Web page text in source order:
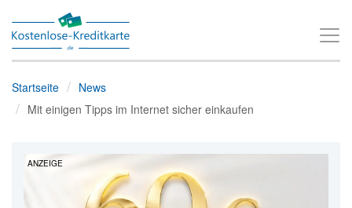
T
o
Startseite
News
Mit einigen Tipps im Internet sicher einkaufen
ANZEIGE